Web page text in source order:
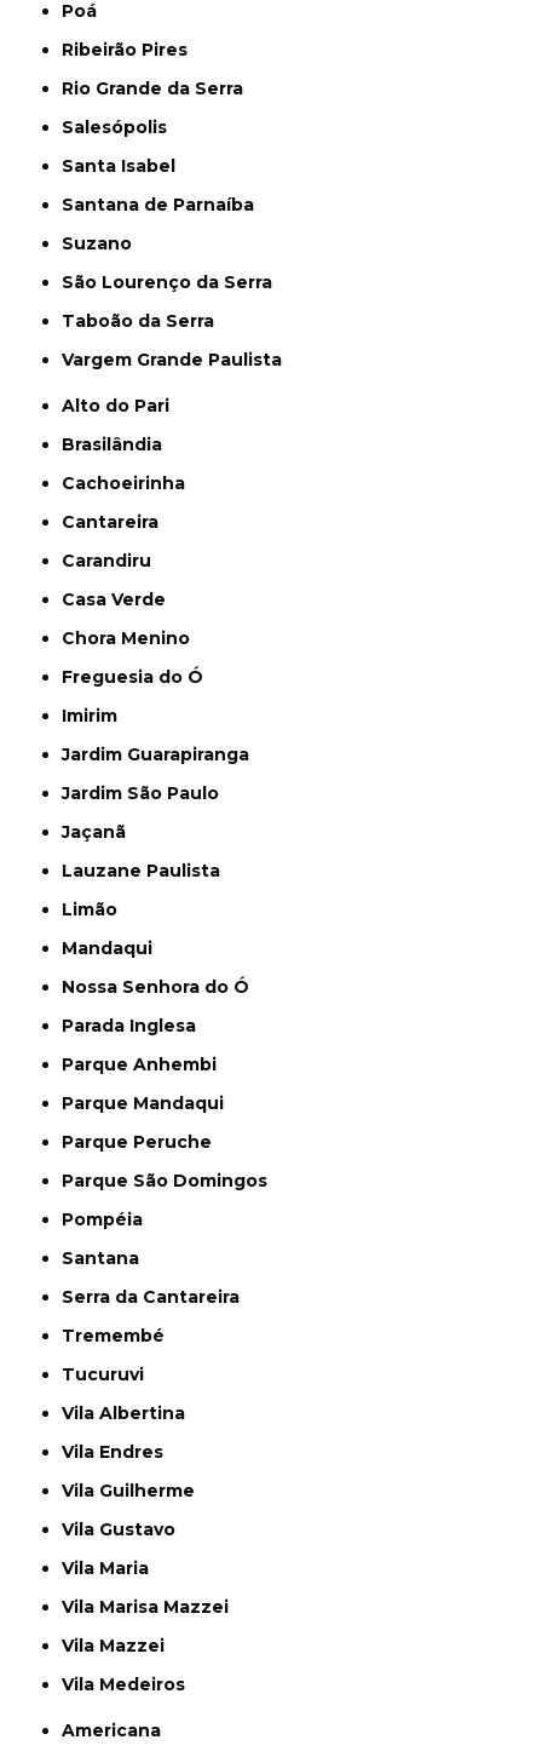
Poá
Ribeirão Pires
Rio Grande da Serra
Salesópolis
Santa Isabel
Santana de Parnaíba
Suzano
São Lourenço da Serra
Taboão da Serra
Vargem Grande Paulista
Alto do Pari
Brasilândia
Cachoeirinha
Cantareira
Carandiru
Casa Verde
Chora Menino
Freguesia do Ó
Imirim
Jardim Guarapiranga
Jardim São Paulo
Jaçanã
Lauzane Paulista
Limão
Mandaqui
Nossa Senhora do Ó
Parada Inglesa
Parque Anhembi
Parque Mandaqui
Parque Peruche
Parque São Domingos
Pompéia
Santana
Serra da Cantareira
Tremembé
Tucuruvi
Vila Albertina
Vila Endres
Vila Guilherme
Vila Gustavo
Vila Maria
Vila Marisa Mazzei
Vila Mazzei
Vila Medeiros
Americana